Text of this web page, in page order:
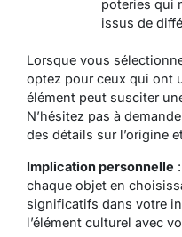
poteries qui
issus de
Lorsque vous
optez pour ceux qui ont
élément peut susciter
N’hésitez pas à
des détails sur l’origine
Implication personnelle
chaque objet en
significatifs dans votre
l’élément culturel avec